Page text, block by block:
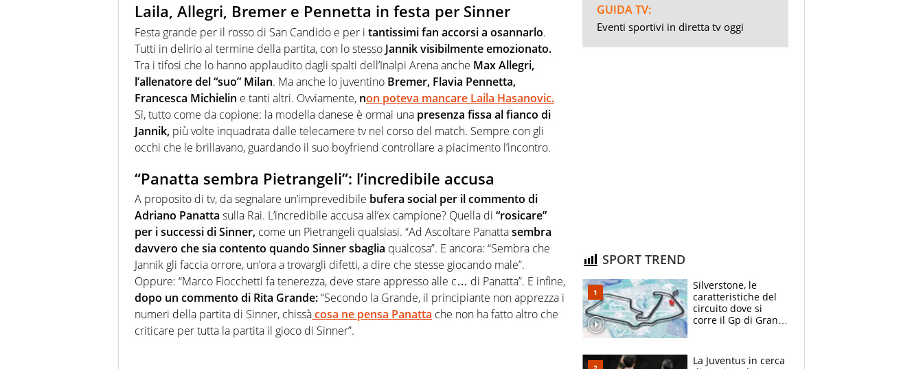
Laila, Allegri, Bremer e Pennetta in festa per Sinner
Festa grande per il rosso di San Candido e per i tantissimi fan accorsi a osannarlo.
Tutti in delirio al termine della partita, con lo stesso Jannik visibilmente emozionato.
Tra i tifosi che lo hanno applaudito dagli spalti dell’Inalpi Arena anche Max Allegri,
l’allenatore del “suo” Milan. Ma anche lo juventino Bremer, Flavia Pennetta,
Francesca Michielin e tanti altri. Ovviamente, non poteva mancare Laila Hasanovic.
Sì, tutto come da copione: la modella danese è ormai una presenza fissa al fianco di
Jannik, più volte inquadrata dalle telecamere tv nel corso del match. Sempre con gli
occhi che le brillavano, guardando il suo boyfriend controllare a piacimento l’incontro.
“Panatta sembra Pietrangeli”: l’incredibile accusa
A proposito di tv, da segnalare un’imprevedibile bufera social per il commento di
Adriano Panatta sulla Rai. L’incredibile accusa all’ex campione? Quella di “rosicare”
per i successi di Sinner, come un Pietrangeli qualsiasi. “Ad Ascoltare Panattasembra
davvero che sia contento quando Sinner sbaglia qualcosa”. E ancora: “Sembra che
Jannik gli faccia orrore, un’ora a trovargli difetti, a dire che stesse giocando male”.
Oppure: “Marco Fiocchetti fa tenerezza, deve stare appresso alle c… di Panatta”. E infine,
dopo un commento di Rita Grande:“Secondo la Grande, il principiante non apprezza i
numeri della partita di Sinner, chissàcosa ne pensa Panatta che non ha fatto altro che
criticare per tutta la partita il gioco di Sinner”.
GUIDA TV:
Eventi sportivi in diretta tv oggi
SPORT TREND
Silverstone, le
caratteristiche del
circuito dove si
corre il Gp di Gran
La Juventus in cerca